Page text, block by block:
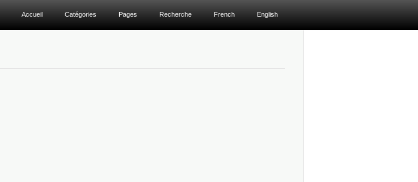
Accueil Catégories Pages Recherche French English